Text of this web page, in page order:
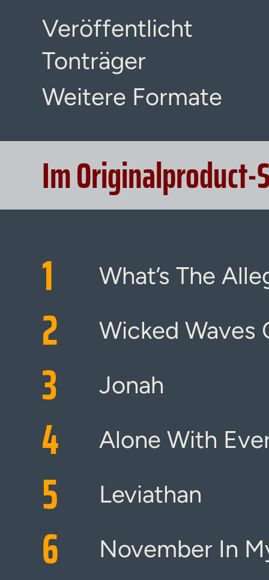
Veröffentlicht
Tonträger
Weitere Formate
Im
1 What’s The
2 Wicked Waves
3 Jonah
4 Alone With
5 Leviathan
6 November In